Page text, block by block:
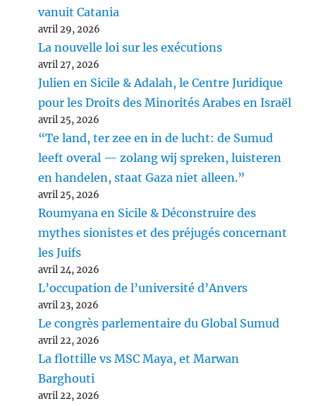
vanuit Catania
avril 29, 2026
La nouvelle loi sur les exécutions
avril 27, 2026
Julien en Sicile & Adalah, le Centre Juridique
pour les Droits des Minorités Arabes en Israël
avril 25, 2026
“Te land, ter zee en in de lucht: de Sumud
leeft overal — zolang wij spreken, luisteren
en handelen, staat Gaza niet alleen.”
avril 25, 2026
Roumyana en Sicile & Déconstruire des
mythes sionistes et des préjugés concernant
les Juifs
avril 24, 2026
L’occupation de l’université d’Anvers
avril 23, 2026
Le congrès parlementaire du Global Sumud
avril 22, 2026
La flottille vs MSC Maya, et Marwan
Barghouti
avril 22, 2026